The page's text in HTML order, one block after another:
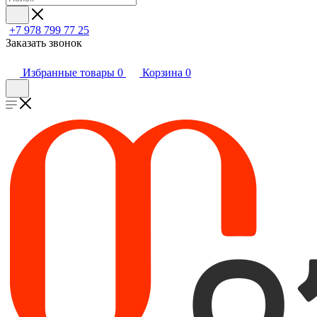
+7 978 799 77 25
Заказать звонок
Избранные товары 0 Корзина 0